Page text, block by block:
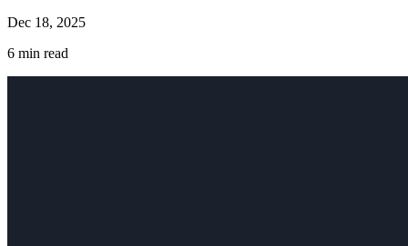
Dec 18, 2025
6 min read